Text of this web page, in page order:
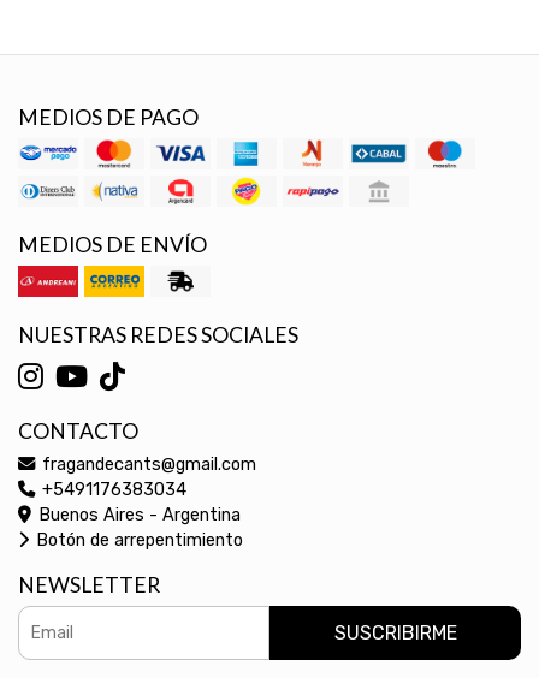
MEDIOS DE PAGO
MEDIOS DE ENVÍO
NUESTRAS REDES SOCIALES
CONTACTO
fragandecants@gmail.com
+5491176383034
Buenos Aires - Argentina
Botón de arrepentimiento
NEWSLETTER
SUSCRIBIRME